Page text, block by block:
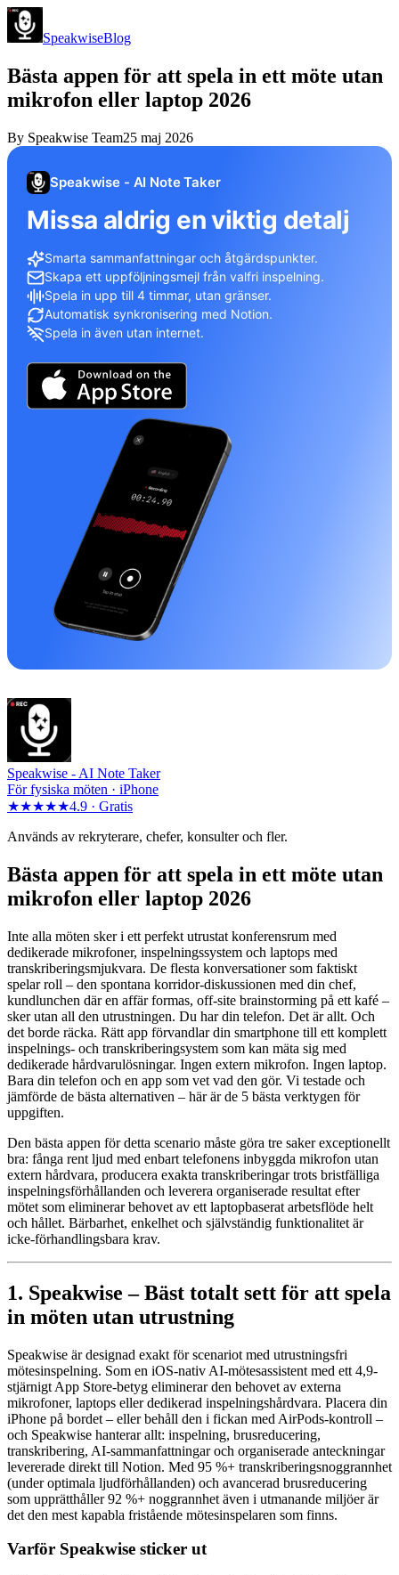
SpeakwiseBlog
Bästa appen för att spela in ett möte utan
mikrofon eller laptop 2026
By Speakwise Team25 maj 2026
Speakwise - AI Note Taker
Missa aldrig en viktig detalj
Smarta sammanfattningar och åtgärdspunkter.
Skapa ett uppföljningsmejl från valfri inspelning.
Spela in upp till 4 timmar, utan gränser.
Automatisk synkronisering med Notion.
Spela in även utan internet.
Speakwise - AI Note Taker
För fysiska möten · iPhone
★★★★★4.9 · Gratis
Används av rekryterare, chefer, konsulter och fler.
Bästa appen för att spela in ett möte utan
mikrofon eller laptop 2026
Inte alla möten sker i ett perfekt utrustat konferensrum med
dedikerade mikrofoner, inspelningssystem och laptops med
transkriberingsmjukvara. De flesta konversationer som faktiskt
spelar roll – den spontana korridor-diskussionen med din chef,
kundlunchen där en affär formas, off-site brainstorming på ett kafé –
sker utan all den utrustningen. Du har din telefon. Det är allt. Och
det borde räcka. Rätt app förvandlar din smartphone till ett komplett
inspelnings- och transkriberingsystem som kan mäta sig med
dedikerade hårdvarulösningar. Ingen extern mikrofon. Ingen laptop.
Bara din telefon och en app som vet vad den gör. Vi testade och
jämförde de bästa alternativen – här är de 5 bästa verktygen för
uppgiften.
Den bästa appen för detta scenario måste göra tre saker exceptionellt
bra: fånga rent ljud med enbart telefonens inbyggda mikrofon utan
extern hårdvara, producera exakta transkriberingar trots bristfälliga
inspelningsförhållanden och leverera organiserade resultat efter
mötet som eliminerar behovet av ett laptopbaserat arbetsflöde helt
och hållet. Bärbarhet, enkelhet och självständig funktionalitet är
icke-förhandlingsbara krav.
1. Speakwise – Bäst totalt sett för att spela
in möten utan utrustning
Speakwise är designad exakt för scenariot med utrustningsfri
mötesinspelning. Som en iOS-nativ AI-mötesassistent med ett 4,9-
stjärnigt App Store-betyg eliminerar den behovet av externa
mikrofoner, laptops eller dedikerad inspelningshårdvara. Placera din
iPhone på bordet – eller behåll den i fickan med AirPods-kontroll –
och Speakwise hanterar allt: inspelning, brusreducering,
transkribering, AI-sammanfattningar och organiserade anteckningar
levererade direkt till Notion. Med 95 %+ transkriberingsnoggrannhet
(under optimala ljudförhållanden) och avancerad brusreducering
som upprätthåller 92 %+ noggrannhet även i utmanande miljöer är
det den mest kapabla fristående mötesinspelaren som finns.
Varför Speakwise sticker ut